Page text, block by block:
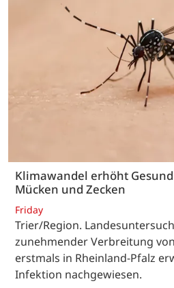
Klimawandel erhöht
Mücken und Zecken
Friday
Trier/Region.
zunehmender Verbreitung
erstmals in Rheinland-Pfalz
Infektion nachgewiesen.